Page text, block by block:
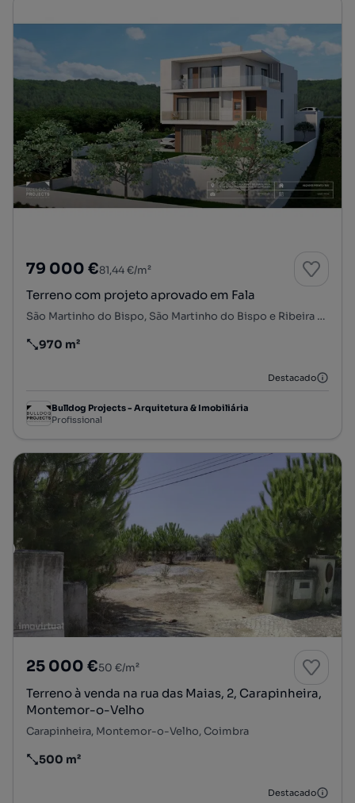
79 000 €81,44 €/m²
Terreno com projeto aprovado em Fala
São Martinho do Bispo, São Martinho do Bispo e Ribeira de Frades, Coimbra, Coimbra
Preço por metro quadrado
970 m²
Destacado
Bulldog Projects - Arquitetura & Imobiliária
Profissional
25 000 €50 €/m²
Terreno à venda na rua das Maias, 2, Carapinheira,
Montemor-o-Velho
Carapinheira, Montemor-o-Velho, Coimbra
Preço por metro quadrado
500 m²
Destacado